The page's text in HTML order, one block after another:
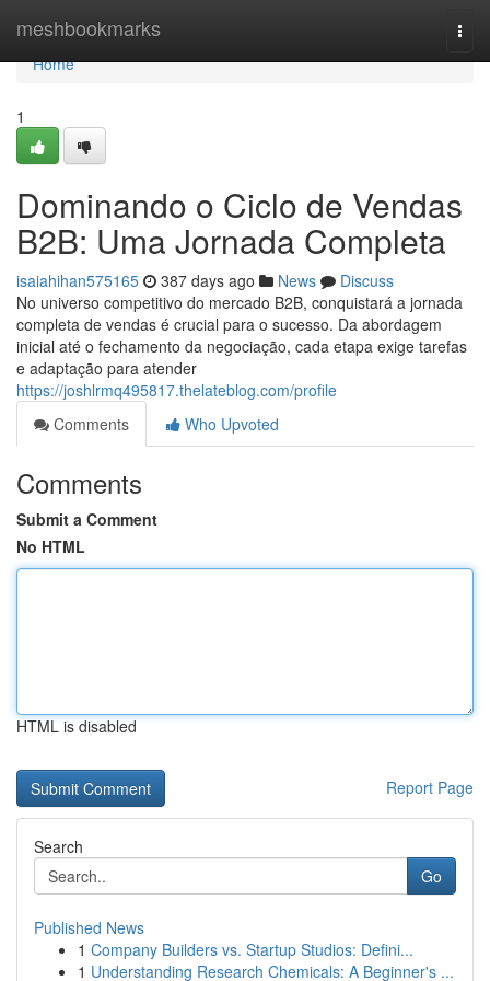
meshbookmarks
Home
Home
1
Dominando o Ciclo de Vendas
B2B: Uma Jornada Completa
isaiahihan575165 387 days ago News
Discuss
No universo competitivo do mercado B2B, conquistará a jornada
completa de vendas é crucial para o sucesso. Da abordagem
inicial até o fechamento da negociação, cada etapa exige tarefas
e adaptação para atender
https://joshlrmq495817.thelateblog.com/profile
Comments
Who Upvoted
Comments
Submit a Comment
No HTML
HTML is disabled
Report Page
Search
Go
Published News
1 Company Builders vs. Startup Studios: Defini...
1 Understanding Research Chemicals: A Beginner's ...